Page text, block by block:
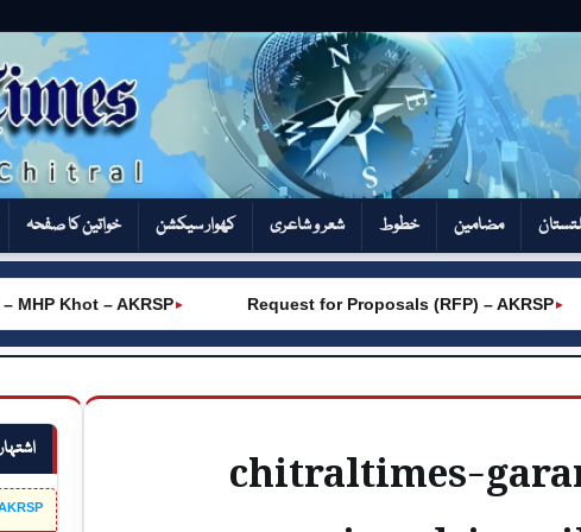
مضامین خطوط شعر و شاعری کھوار سیکشن‎ خواتین کا صفحہ
►
Khot – AKRSP ►
Request for Proposals (RFP) – AKRSP
chitraltimes-